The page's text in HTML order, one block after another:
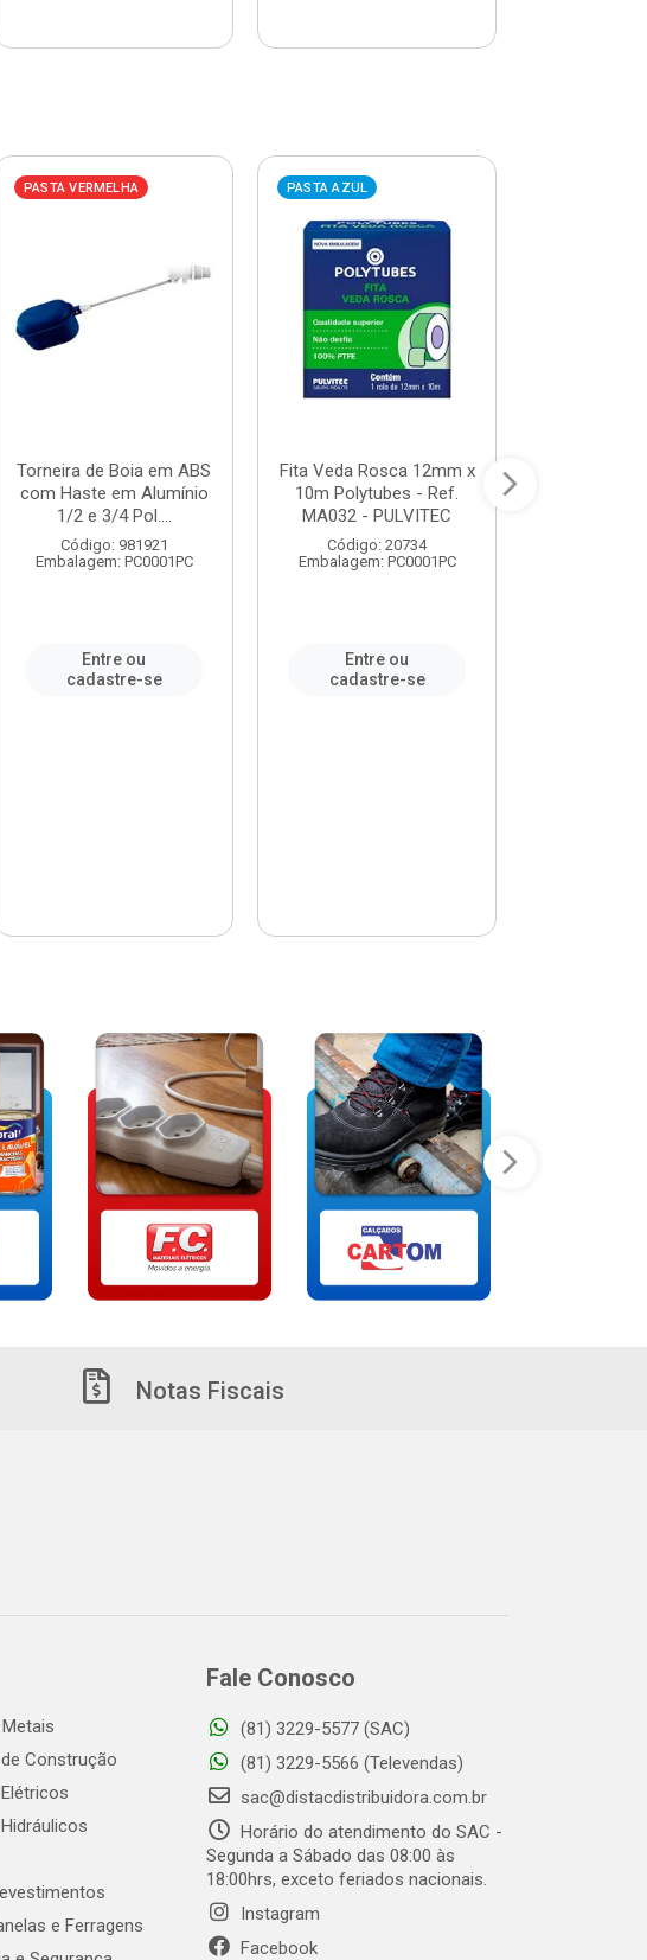
PASTA VERMELHA
Torneira de Boia em ABS
com Haste em Alumínio
1/2 e 3/4 Pol....
Código: 981921
Embalagem: PC0001PC
Entre ou
cadastre-se
PASTA AZUL
Fita Veda Rosca 12mm x
10m Polytubes - Ref.
MA032 - PULVITEC
Código: 20734
Embalagem: PC0001PC
Entre ou
cadastre-se
Notas Fiscais
Construção
e Ferragens
Fale Conosco
(81) 3229-5577 (SAC)
(81) 3229-5566 (Televendas)
sac@distacdistribuidora.com.br
Horário do atendimento do SAC -
Segunda a Sábado das 08:00 às
18:00hrs, exceto feriados nacionais.
Instagram
Facebook